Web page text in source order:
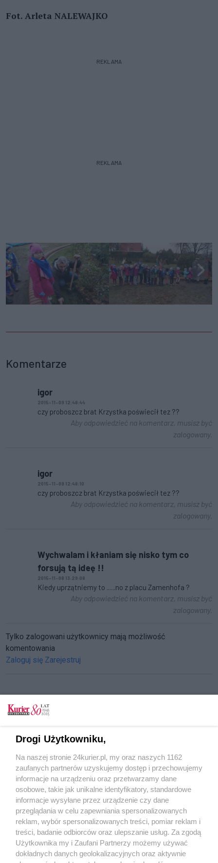
Fot. Arleta NALEWAJKO
REKLAMA
REKLAMA
Komentarze
igor
2015-11-09 12:48:44
czy proboszcz brat Krzystka poświecił tez ??
Aby odpowiedzieć na komentarz, musisz być
zalogowany.
igor
2015-11-09 12:48:10
czy proboszcz brat Krzystka poświecił tez ??
Aby odpowiedzieć na komentarz, musisz być
zalogowany.
Wychwalam i kłaniam się nisko tym co
forsują tą ideę !!
2015-11-08 13:29:08
Kiedy uprzątniemy to ......no z placu Zamenhofa ?
Aby odpowiedzieć na komentarz, musisz być
zalogowany.
Tylko zalogowani użytkownicy mają możliwość
komentowania
Zaloguj się Zarejestruj
CZYTAJ TAKŻE
Konfitowana czy upieczona?
Krokusy: od Pomorzan po Podjuchy i przez
weekend (Galeria)
POGODA
17℃
Zobacz prognozę na 3 dni
Drogi Użytkowniku,
Na naszej stronie 24kurier.pl, my oraz naszych 1162
zaufanych partnerów uzyskujemy dostęp i przechowujemy
informacje na urządzeniu oraz przetwarzamy dane
osobowe, takie jak unikalne identyfikatory, standardowe
informacje wysyłane przez urządzenie czy dane
przeglądania w celu zapewniania spersonalizowanych
reklam, wybór spersonalizowanych treści, pomiar reklam i
treści, badanie odbiorców oraz ulepszanie usług. Za zgodą
Użytkownika my i Zaufani Partnerzy możemy używać
dokładnych danych geolokalizacyjnych oraz aktywnie